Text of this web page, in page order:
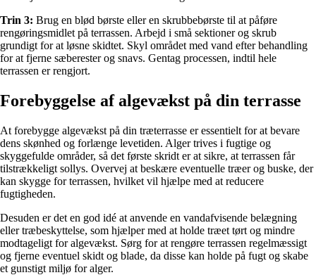
Trin 3: Brug en blød børste eller en skrubbebørste til at påføre
rengøringsmidlet på terrassen. Arbejd i små sektioner og skrub
grundigt for at løsne skidtet. Skyl området med vand efter behandling
for at fjerne sæberester og snavs. Gentag processen, indtil hele
terrassen er rengjort.
Forebyggelse af algevækst på din terrasse
At forebygge algevækst på din træterrasse er essentielt for at bevare
dens skønhed og forlænge levetiden. Alger trives i fugtige og
skyggefulde områder, så det første skridt er at sikre, at terrassen får
tilstrækkeligt sollys. Overvej at beskære eventuelle træer og buske, der
kan skygge for terrassen, hvilket vil hjælpe med at reducere
fugtigheden.
Desuden er det en god idé at anvende en vandafvisende belægning
eller træbeskyttelse, som hjælper med at holde træet tørt og mindre
modtageligt for algevækst. Sørg for at rengøre terrassen regelmæssigt
og fjerne eventuel skidt og blade, da disse kan holde på fugt og skabe
et gunstigt miljø for alger.